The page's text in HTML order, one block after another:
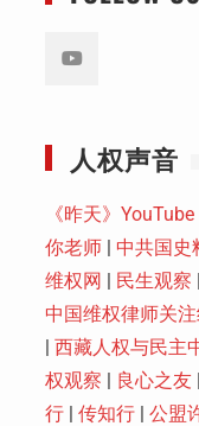
人权声音
《昨天》YouTube
你老师 | 中共国史
维权网 | 民生观察 |
中国维权律师关注
| 西藏人权与民主
权观察 | 良心之友 |
行 | 传知行 | 公盟